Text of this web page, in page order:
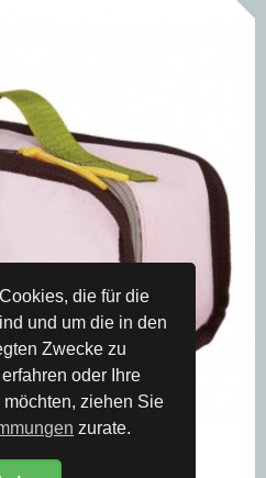
die für die
und um die in den
Zwecke zu
oder Ihre
ziehen Sie
zurate.